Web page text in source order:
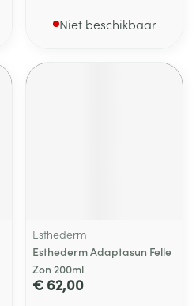
Niet beschikbaar
Esthederm
Esthederm Adaptasun Felle
Zon 200ml
€ 62,00